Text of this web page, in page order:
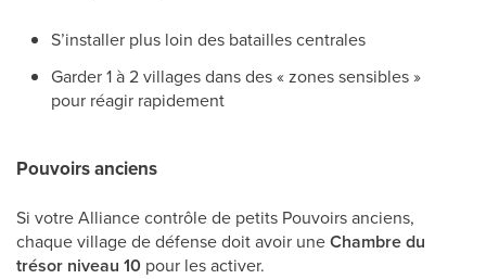
S’installer plus loin des batailles centrales
Garder 1 à 2 villages dans des « zones sensibles »
pour réagir rapidement
Pouvoirs anciens
Si votre Alliance contrôle de petits Pouvoirs anciens,
chaque village de défense doit avoir uneChambre du
trésor niveau 10 pour les activer.